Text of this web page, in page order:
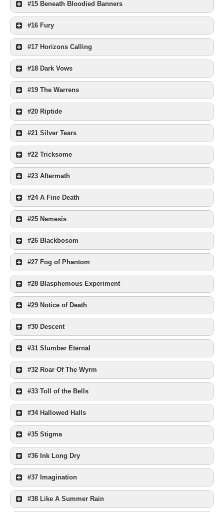
#15 Beneath Bloodied Banners
#16 Fury
#17 Horizons Calling
#18 Dark Vows
#19 The Warrens
#20 Riptide
#21 Silver Tears
#22 Tricksome
#23 Aftermath
#24 A Fine Death
#25 Nemesis
#26 Blackbosom
#27 Fog of Phantom
#28 Blasphemous Experiment
#29 Notice of Death
#30 Descent
#31 Slumber Eternal
#32 Roar Of The Wyrm
#33 Toll of the Bells
#34 Hallowed Halls
#35 Stigma
#36 Ink Long Dry
#37 Imagination
#38 Like A Summer Rain